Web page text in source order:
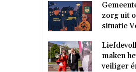
zorg uit
situatie
maken
veiliger